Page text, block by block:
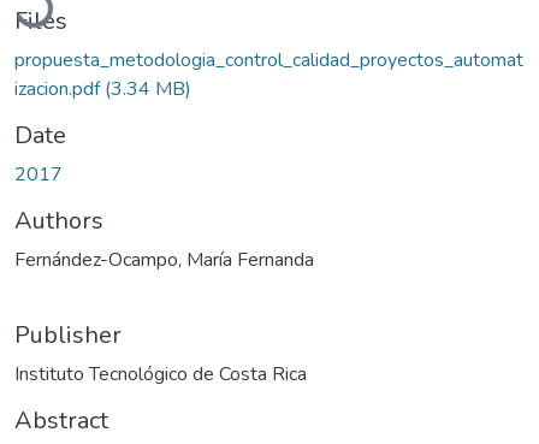
Files
propuesta_metodologia_control_calidad_proyectos_automat
izacion.pdf(3.34 MB)
Date
2017
Authors
Fernández-Ocampo, María Fernanda
Publisher
Instituto Tecnológico de Costa Rica
Abstract